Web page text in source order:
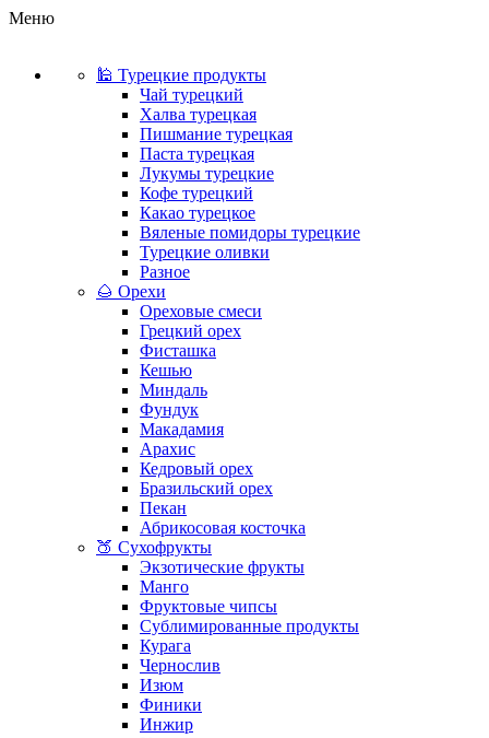
Меню
🕌 Турецкие продукты
Чай турецкий
Халва турецкая
Пишмание турецкая
Паста турецкая
Лукумы турецкие
Кофе турецкий
Какао турецкое
Вяленые помидоры турецкие
Турецкие оливки
Разное
🌰 Орехи
Ореховые смеси
Грецкий орех
Фисташка
Кешью
Миндаль
Фундук
Макадамия
Арахис
Кедровый орех
Бразильский орех
Пекан
Абрикосовая косточка
🍑 Сухофрукты
Экзотические фрукты
Манго
Фруктовые чипсы
Сублимированные продукты
Курага
Чернослив
Изюм
Финики
Инжир